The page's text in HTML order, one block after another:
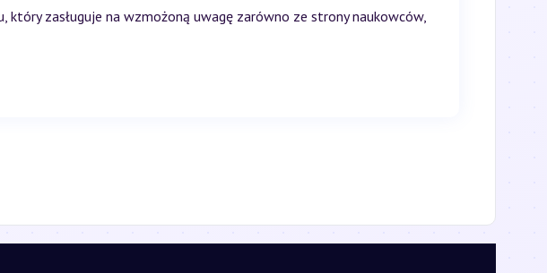
zasługuje na wzmożoną uwagę zarówno ze strony naukowców,